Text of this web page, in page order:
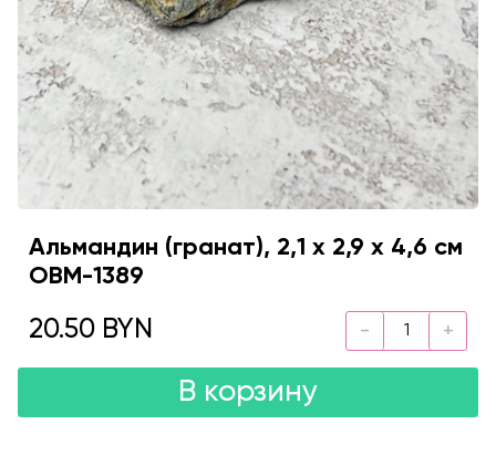
Альмандин (гранат), 2,1 х 2,9 х 4,6 см
OBM-1389
20.50 BYN
В корзину